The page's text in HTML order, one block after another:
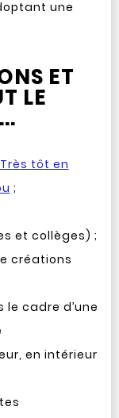
une
ET
LE
Très tôt en
;
et collèges) ;
créations
cadre d’une
en intérieur